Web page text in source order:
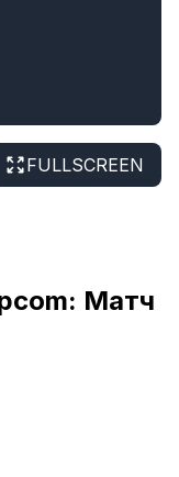
FULLSCREEN
Матч